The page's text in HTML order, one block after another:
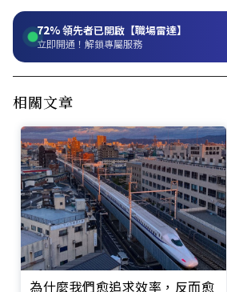
72%領先者已開啟【職場雷達】
立即開通！解鎖專屬服務
相關文章
為什麼我們愈追求效率，反而愈